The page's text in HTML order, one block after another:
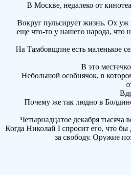
В Москве, недалеко от
Вокруг пульсирует жизнь. Ох уж
еще что-то у нашего народа, что
На Тамбовщпне есть маленькое
В это местечко
Небольшой особнячок, в
Почему же так людно в
Четырнадцатое декабря тысяча
Когда Николай I спросит его, что бы
за свободу. Оружие